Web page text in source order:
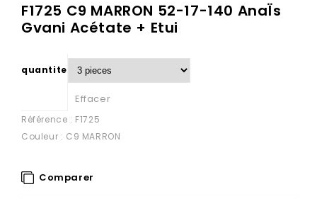
F1725 C9 MARRON 52-17-140 AnaÏs
Gvani Acétate + Etui
quantite
Effacer
Référence : F1725
Couleur : C9 MARRON
Comparer